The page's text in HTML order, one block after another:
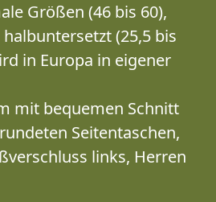
Größen (46 bis 60),
(25,5 bis
in Europa in eigener
mit bequemen Schnitt
Seitentaschen,
links, Herren